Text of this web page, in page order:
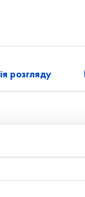
розгляду